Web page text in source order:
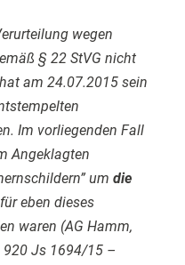
wegen
§ 22 StVG nicht
am 24.07.2015 sein
Im vorliegenden Fall
Angeklagten
um die
eben dieses
waren (AG Hamm,
920 Js 1694/15 –